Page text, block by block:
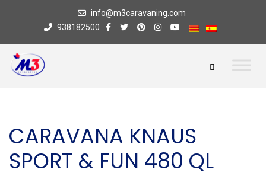
info@m3caravaning.com
938182500
CARAVANA KNAUS
SPORT & FUN 480 QL